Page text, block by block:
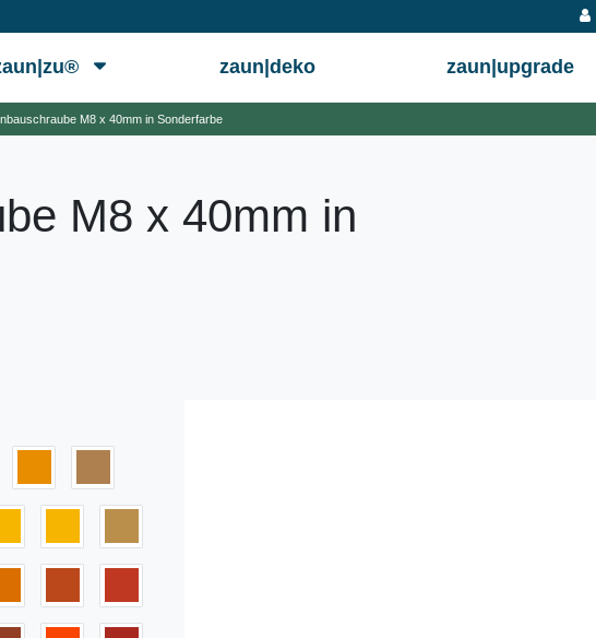
zaun|deko zaun|upgrade
M8 x 40mm in Sonderfarbe
M8 x 40mm in